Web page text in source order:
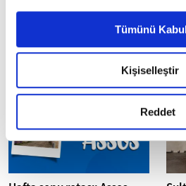
Ayarlar butonuna tıklayabilir,
Metnimizi ziyaret edebilirsiniz.
6698 sayılı Kişisel Verilerin
okumak ve sitemizi ziyaretiniz
gerçekleştirilen veri işleme
detaylı bilgi almak için lütfen
Tümünü
Kişiselleştir
Reddet
Başarılarını
sahiplenemeyenlerin